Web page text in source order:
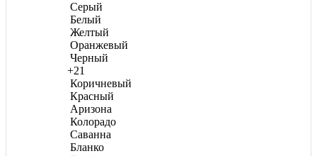
Серый
Белый
Желтый
Оранжевый
Черный
+21
Коричневый
Красный
Аризона
Колорадо
Саванна
Бланко